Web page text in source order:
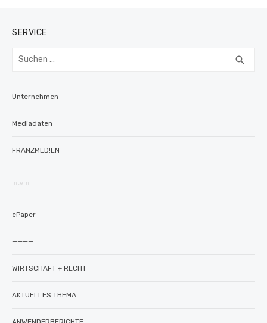
SERVICE
Suchen
search
Unternehmen
Mediadaten
FRANZMED!EN
intern
ePaper
————
WIRTSCHAFT + RECHT
AKTUELLES THEMA